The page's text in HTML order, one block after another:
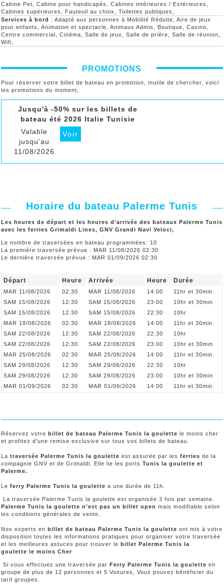
Cabine Pet, Cabine pour handicapés, Cabines intérieures / Extérieures,
Cabines supérieures, Fauteuil au choix, Toilettes publiques,
Services à bord : Adapté aux personnes à Mobilité Réduite, Aire de jeux
pour enfants, Animation et spectacle, Animaux Admis, Boutique, Casino,
Centre commercial, Cinéma, Salle de jeux, Salle de prière, Salle de réunion,
Wifi,
PROMOTIONS
Pour réserver votre billet de bateau en promotion, inutile de chercher, voici
les promotions du moment,
Jusqu'à -50% sur les billets de
bateau été 2026 Italie Tunisie
Valable
jusqu'au
11/08/2026
Voir
Horaire du bateau Palerme Tunis
Les heures de départ et les heures d'arrivée des bateaux Palerme Tunis
avec les ferries Grimaldi Lines, GNV Grandi Navi Veloci,
Le nombre de traversées en bateau programmées: 10
La première traversée prévue : MAR 11/08/2026 02:30
Le dernière traversée prévue : MAR 01/09/2026 02:30
Départ Heure Arrivée Heure Durée
MAR 11/08/2026 02:30 MAR 11/08/2026 14:00
11hr et 30min
SAM 15/08/2026
12:30 SAM 15/08/2026 23:00
10hr et 30min
SAM 15/08/2026
12:30 SAM 15/08/2026 22:30
10hr
MAR 18/08/2026
02:30 MAR 18/08/2026 14:00
11hr et 30min
SAM 22/08/2026
12:30 SAM 22/08/2026 22:30
10hr
SAM 22/08/2026
12:30 SAM 22/08/2026 23:00
10hr et 30min
MAR 25/08/2026
02:30 MAR 25/08/2026 14:00
11hr et 30min
SAM 29/08/2026
12:30 SAM 29/08/2026 22:30
10hr
SAM 29/08/2026
12:30 SAM 29/08/2026 23:00
10hr et 30min
MAR 01/09/2026
02:30 MAR 01/09/2026 14:00 11hr et 30min
Réservez votre billet de bateau Palerme Tunis la goulette le moins cher
et profitez d'une remise exclusive sur tous vos billets de bateau.
La traversée Palerme Tunis la goulette est assurée par les ferries de la
compagnie GNV et de Grimaldi. Elle lie les ports Tunis la goulette et
Palerme.
Le ferry Palerme Tunis la goulette a une durée de 11h.
La traversée Palerme Tunis la goulette est organisée 3 fois par semaine.
Palerme Tunis la goulette n’est pas un billet open mais modifiable selon
les conditions générales de vente.
Nos experts en billet de bateau Palerme Tunis la goulette ont mis à votre
disposition toutes les informations pratiques pour organiser votre traversée
et les meilleures astuces pour trouver le billet Palerme Tunis la
goulette le moins Cher
Si vous effectuez une traversée par Ferry Palerme Tunis la goulette en
groupe de plus de 12 personnes et 5 Voitures, Vous pouvez bénéficier du
tarif groupes.